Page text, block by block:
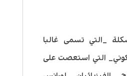
_التي تسمى غالبا
التي استعصت على